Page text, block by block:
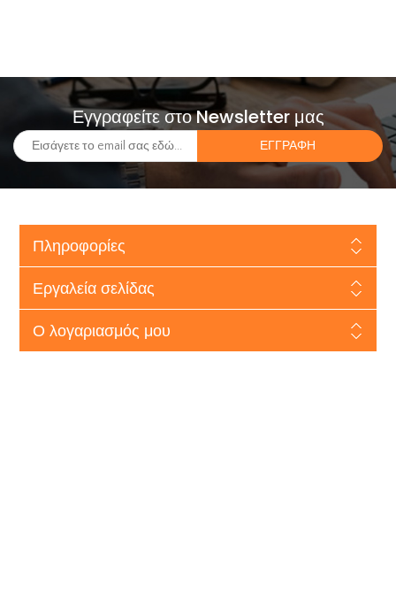
Εγγραφείτε στο Newsletter μας
Πληροφορίες
Εργαλεία σελίδας
Ο λογαριασμός μου